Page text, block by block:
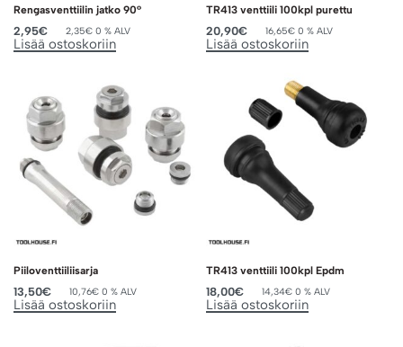
Rengasventtiilin jatko 90°
2,95€ 2,35€ 0 % ALV
Lisää ostoskoriin
TR413 venttiili 100kpl purettu
20,90€ 16,65€ 0 % ALV
Lisää ostoskoriin
Piiloventtiiliisarja
13,50€ 10,76€ 0 % ALV
Lisää ostoskoriin
TR413 venttiili 100kpl Epdm
18,00€ 14,34€ 0 % ALV
Lisää ostoskoriin